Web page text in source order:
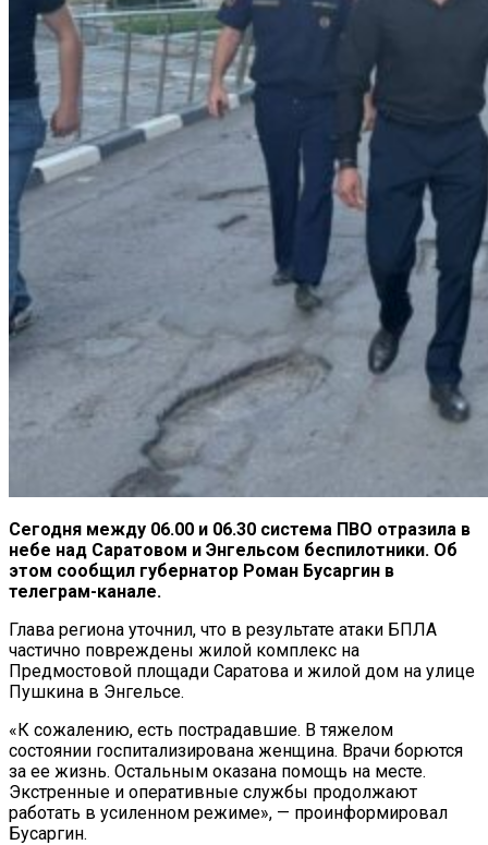
Сегодня между 06.00 и 06.30 система ПВО отразила в
небе над Саратовом и Энгельсом беспилотники. Об
этом сообщил губернатор Роман Бусаргин в
телеграм-канале.
Глава региона уточнил, что в результате атаки БПЛА
частично повреждены жилой комплекс на
Предмостовой площади Саратова и жилой дом на улице
Пушкина в Энгельсе.
«К сожалению, есть пострадавшие. В тяжелом
состоянии госпитализирована женщина. Врачи борются
за ее жизнь. Остальным оказана помощь на месте.
Экстренные и оперативные службы продолжают
работать в усиленном режиме», — проинформировал
Бусаргин.